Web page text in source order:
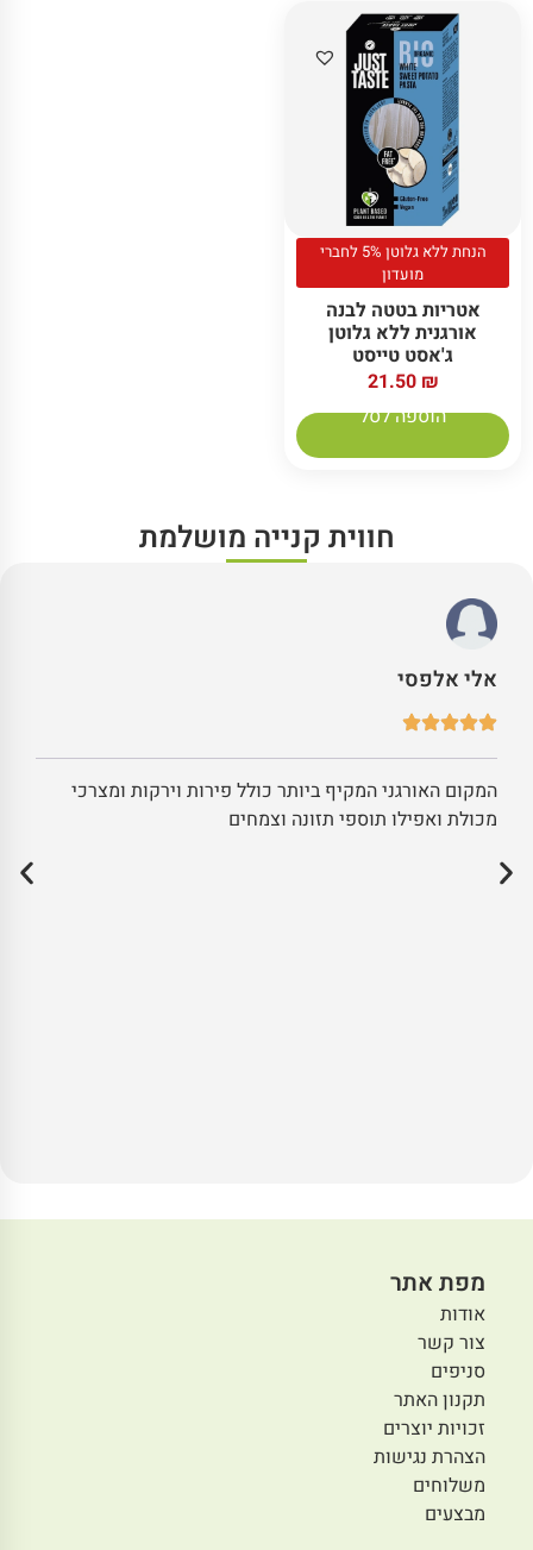
הנחת ללא גלוטן 5% לחברי
מועדון
אטריות בטטה לבנה
אורגנית ללא גלוטן
ג'אסט טייסט
21.50 ₪
הוספה לסל
חווית קנייה מושלמת
אלי אלפסי
המקום האורגני המקיף ביותר כולל פירות וירקות ומצרכי
מכולת ואפילו תוספי תזונה וצמחים
מפת אתר
אודות
צור קשר
סניפים
תקנון האתר
זכויות יוצרים
הצהרת נגישות
משלוחים
מבצעים